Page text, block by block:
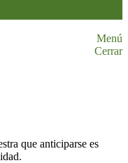
Menú
Cerrar
que anticiparse es